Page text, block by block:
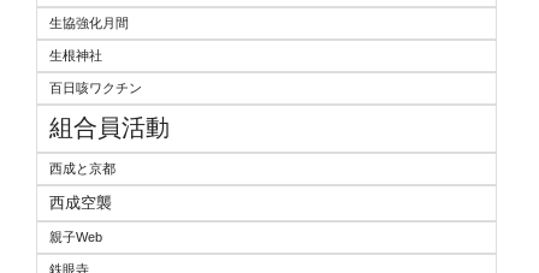
生協強化月間
生根神社
百日咳ワクチン
組合員活動
西成と京都
西成空襲
親子Web
鉄眼寺